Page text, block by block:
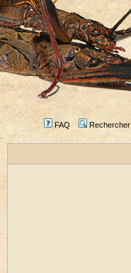
FAQ Rechercher